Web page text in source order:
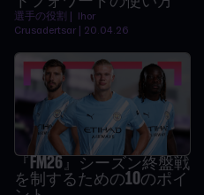
選手の役割 | Ihor
Crusadertsar | 20.04.26
『FM26』シーズン終盤戦
を制するための10のポイ